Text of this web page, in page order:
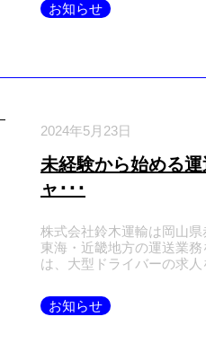
お知らせ
2024年5月23日
未経験から始める
ャ･･･
株式会社鈴木運輸は岡山
東海・近畿地方の運送業
は、大型ドライバーの求
お知らせ